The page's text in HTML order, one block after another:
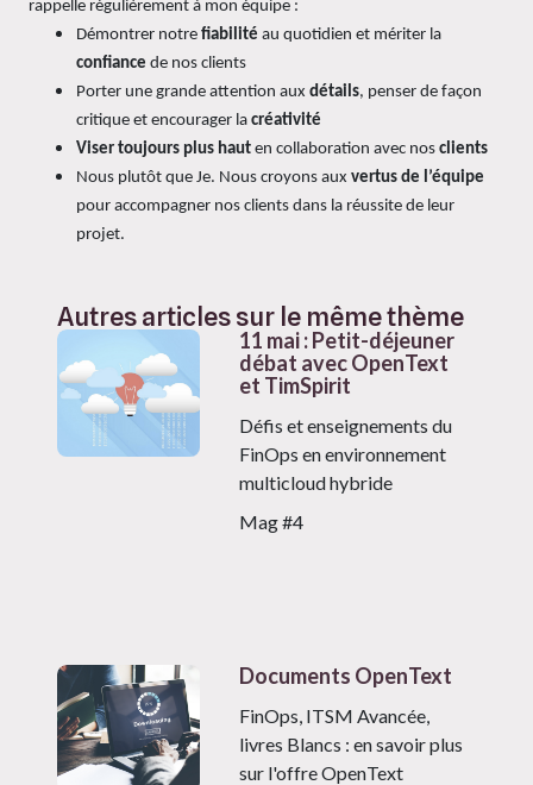
rappelle régulièrement à mon équipe :
Démontrer notre fiabilité au quotidien et mériter la
confiance de nos clients
Porter une grande attention aux détails, penser de façon
critique et encourager la créativité
Viser toujours plus haut en collaboration avec nos clients
Nous plutôt que Je. Nous croyons aux vertus de l’équipe
pour accompagner nos clients dans la réussite de leur
projet.
Autres articles sur le même thème
11 mai : Petit-déjeuner
débat avec OpenText
et TimSpirit
Défis et enseignements du
FinOps en environnement
multicloud hybride
Mag #4
Documents OpenText
FinOps, ITSM Avancée,
livres Blancs : en savoir plus
sur l'offre OpenText